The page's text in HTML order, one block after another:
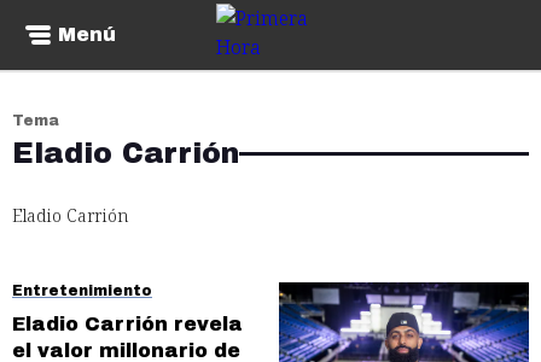
Menú
Tema
Eladio Carrión
Eladio Carrión
Entretenimiento
Eladio Carrión revela
el valor millonario de